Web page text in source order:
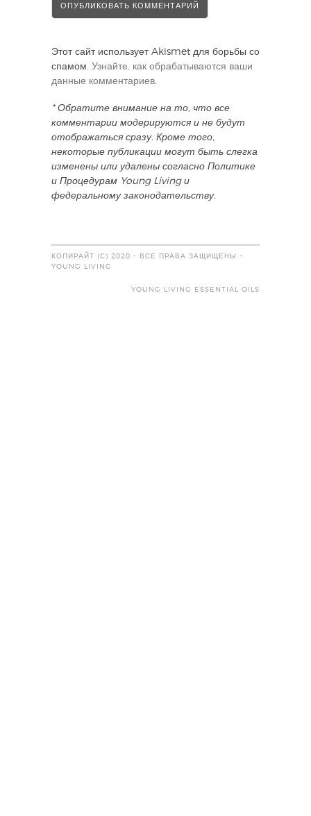
Этот сайт использует Akismet для борьбы со
спамом. Узнайте, как обрабатываются ваши
данные комментариев
* Обратите внимание на то, что все
комментарии модерируются и не будут
отображаться сразу. Кроме того,
некоторые публикации могут быть слегка
изменены или удалены согласно Политике
и Процедурам Young Living и
федеральному законодательству.
КОПИРАЙТ (C) 2020 - ВСЕ ПРАВА ЗАЩИЩЕНЫ -
YOUNG LIVING
YOUNG LIVING ESSENTIAL OILS